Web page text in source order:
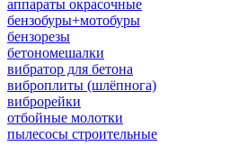
аппараты окрасочные
бензобуры+мотобуры
бензорезы
бетономешалки
вибратор для бетона
виброплиты (шлёпнога)
виброрейки
отбойные молотки
пылесосы строительные